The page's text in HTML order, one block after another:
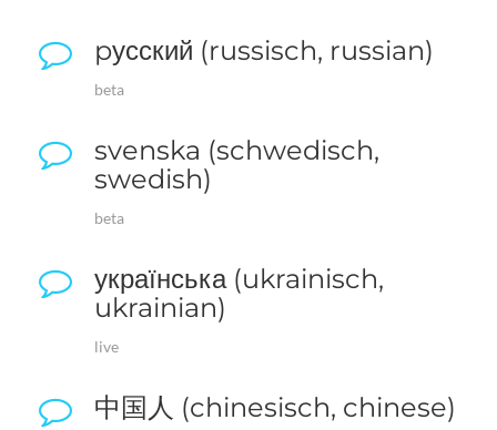
pусский (russisch, russian)
beta
svenska (schwedisch,
swedish)
beta
українська (ukrainisch,
ukrainian)
live
中国人 (chinesisch, chinese)